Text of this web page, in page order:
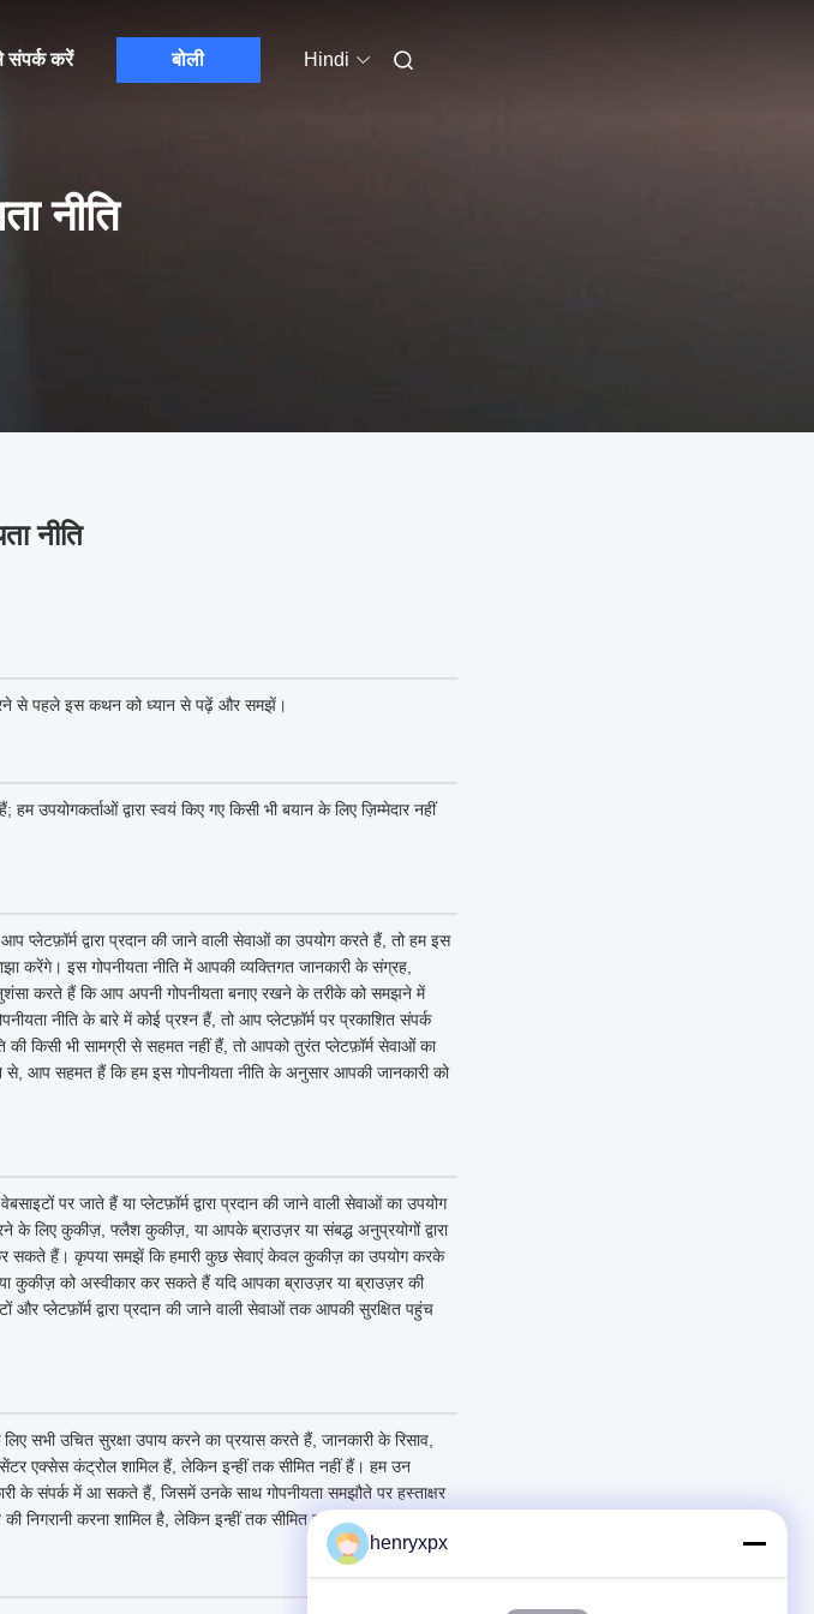
संपर्क करें बोली Hindi
नीति
नीति
करने से पहले इस कथन को ध्यान से पढ़ें और समझें।
उपयोगकर्ताओं द्वारा स्वयं किए गए किसी भी बयान के लिए ज़िम्मेदार नहीं
प्लेटफ़ॉर्म द्वारा प्रदान की जाने वाली सेवाओं का उपयोग करते हैं, तो हम इस
करेंगे। इस गोपनीयता नीति में आपकी व्यक्तिगत जानकारी के संग्रह,
करते हैं कि आप अपनी गोपनीयता बनाए रखने के तरीके को समझने में
नीति के बारे में कोई प्रश्न हैं, तो आप प्लेटफ़ॉर्म पर प्रकाशित संपर्क
किसी भी सामग्री से सहमत नहीं हैं, तो आपको तुरंत प्लेटफ़ॉर्म सेवाओं का
से, आप सहमत हैं कि हम इस गोपनीयता नीति के अनुसार आपकी जानकारी को
पर जाते हैं या प्लेटफ़ॉर्म द्वारा प्रदान की जाने वाली सेवाओं का उपयोग
लिए कुकीज़, फ्लैश कुकीज़, या आपके ब्राउज़र या संबद्ध अनुप्रयोगों द्वारा
सकते हैं। कृपया समझें कि हमारी कुछ सेवाएं केवल कुकीज़ का उपयोग करके
कुकीज़ को अस्वीकार कर सकते हैं यदि आपका ब्राउज़र या ब्राउज़र की
प्लेटफ़ॉर्म द्वारा प्रदान की जाने वाली सेवाओं तक आपकी सुरक्षित पहुंच
सभी उचित सुरक्षा उपाय करने का प्रयास करते हैं, जानकारी के रिसाव,
एक्सेस कंट्रोल शामिल हैं, लेकिन इन्हीं तक सीमित नहीं हैं। हम उन
के संपर्क में आ सकते हैं, जिसमें उनके साथ गोपनीयता समझौते पर हस्ताक्षर
करना शामिल है, लेकिन इन्हीं तक सीमित नहीं है।
henryxpx